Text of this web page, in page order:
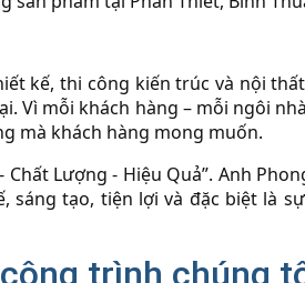
kế, thi công kiến trúc và nội
Vì mỗi khách hàng – mỗi ngôi
mà khách hàng mong muốn.
Chất Lượng - Hiệu Quả”. Anh
sáng tạo, tiện lợi và đặc biệt là
trình chúng